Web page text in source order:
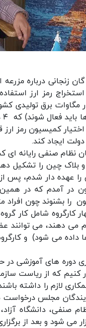
زنجانی درباره
رمز ارز
است چون ما به طور کلی ۸۵
کمیسیون رمز
نظام صنفی رایانه ای
چین را تشکیل
عهده دار شدم، پس
در آمدم که در
را بشنوند چون
کارگروه شامل کار
دهند، می توانند
داده می شود) و
دوره های آموزشی در
کنیم که از ریاست
لازم را داشته
مجلس
صنفی، دانشگاه
برگزار می شود و بعد